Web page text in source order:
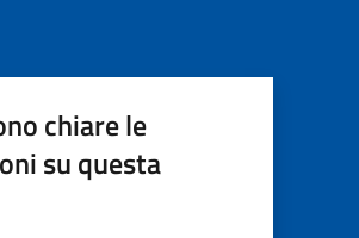
chiare le
su questa